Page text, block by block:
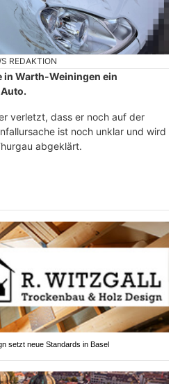
REDAKTION
in Warth-Weiningen ein
verletzt, dass er noch auf der
ist noch unklar und wird
abgeklärt.
setzt neue Standards in Basel